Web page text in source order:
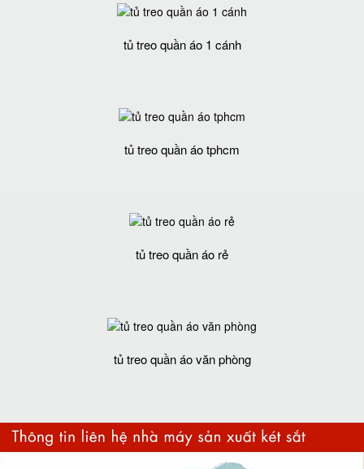
tủ treo quần áo 1 cánh
tủ treo quần áo tphcm
tủ treo quần áo rẻ
tủ treo quần áo văn phòng